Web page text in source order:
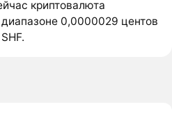
криптовалюта
0,0000029 центов